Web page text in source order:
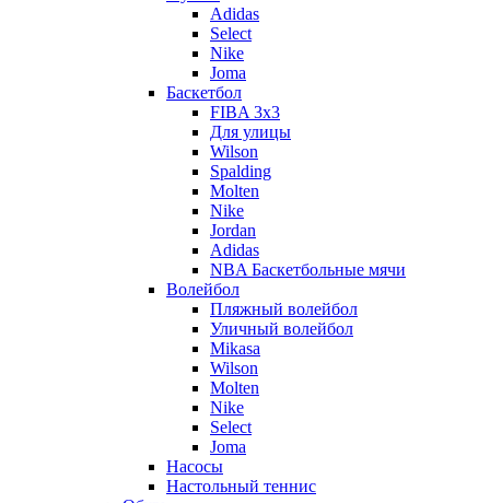
Adidas
Select
Nike
Joma
Баскетбол
FIBA 3x3
Для улицы
Wilson
Spalding
Molten
Nike
Jordan
Adidas
NBA Баскетбольные мячи
Волейбол
Пляжный волейбол
Уличный волейбол
Mikasa
Wilson
Molten
Nike
Select
Joma
Насосы
Настольный теннис